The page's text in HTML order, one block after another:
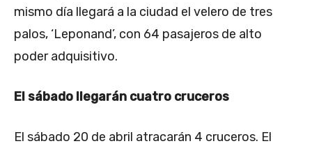
mismo día llegará a la ciudad el velero de tres
palos, ‘Leponand’, con 64 pasajeros de alto
poder adquisitivo.
El sábado llegarán cuatro cruceros
El sábado 20 de abril atracarán 4 cruceros. El